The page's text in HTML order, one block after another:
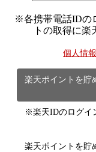
※各携帯電話IDの
トの取得に楽
個人情
楽天ポイントを貯
※楽天IDのログイ
楽天ポイントを貯